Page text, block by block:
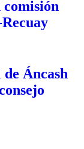
Áncash